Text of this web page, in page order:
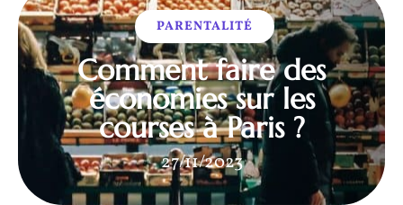
PARENTALITÉ
Comment faire des
économies sur les
courses à Paris ?
27/11/2023